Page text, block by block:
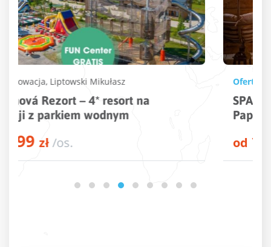
Oferta Specjalna|Wellness
SPA Polska – zrelaksuj się z Wakacyjną
Papugą
od164